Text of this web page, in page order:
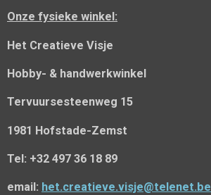
k
Onze fysieke winkel:
Het Creatieve Visje
Hobby- & handwerkwinkel
Tervuursesteenweg 15
1981 Hofstade-Zemst
Tel: +32 497 36 18 89
email: het.creatieve.visje@telenet.be